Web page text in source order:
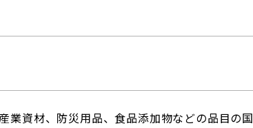
業資材、防災用品、食品添加物などの品目の国